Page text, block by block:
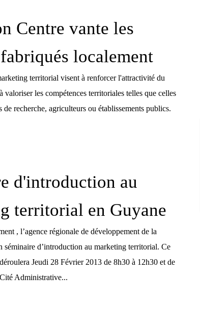
Centre vante les
localement
territorial visent à renforcer l'attractivité du
valoriser les compétences territoriales telles que celles
de recherche, agriculteurs ou établissements publics.
d'introduction au
territorial en Guyane
, l’agence régionale de développement de la
séminaire d’introduction au marketing territorial. Ce
Jeudi 28 Février 2013 de 8h30 à 12h30 et de
Administrative...